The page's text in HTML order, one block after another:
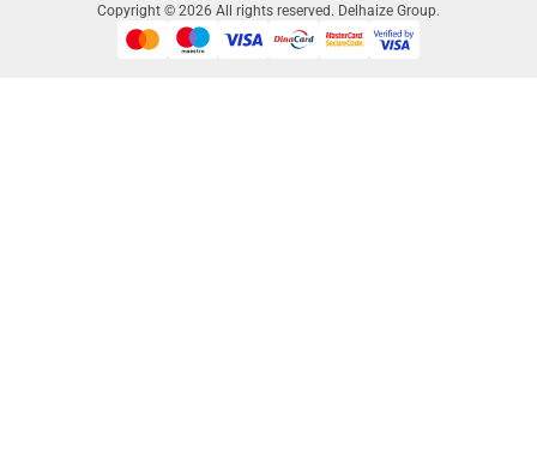
Copyright © 2026 All rights reserved. Delhaize Group.